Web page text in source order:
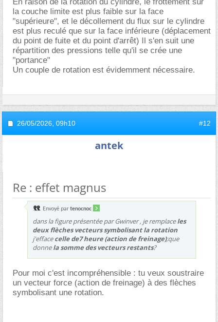
la couche limite est plus faible sur la face
"supérieure", et le décollement du flux sur le cylindre
est plus reculé que sur la face inférieure (déplacement
du point de fuite et du point d'arrêt) Il s'en suit une
répartition des pressions telle qu'il se crée une
"portance"
Un couple de rotation est évidemment nécessaire.
26/05/2026, 09h10 #12
antek
Re : effet magnus
Envoyé par tenocnoc
dans la figure présentée par Gwinver , je remplaceles
deux flèches vecteurs symbolisant la rotation
j'effacecelle de7 heure (action de freinage);que
donnela somme des vecteurs restants?
Pour moi c'est incompréhensible : tu veux soustraire
un vecteur force (action de freinage) à des flèches
symbolisant une rotation.